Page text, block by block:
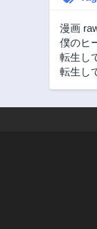
漫画
僕のヒ
転生し
転生し